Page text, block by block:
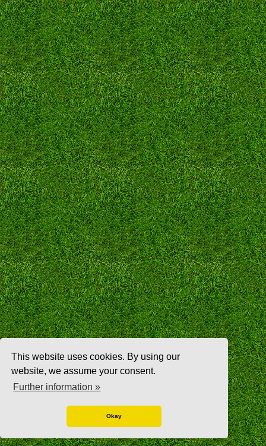
This website uses cookies. By using our
website, we assume your consent.
Further information »
Okay